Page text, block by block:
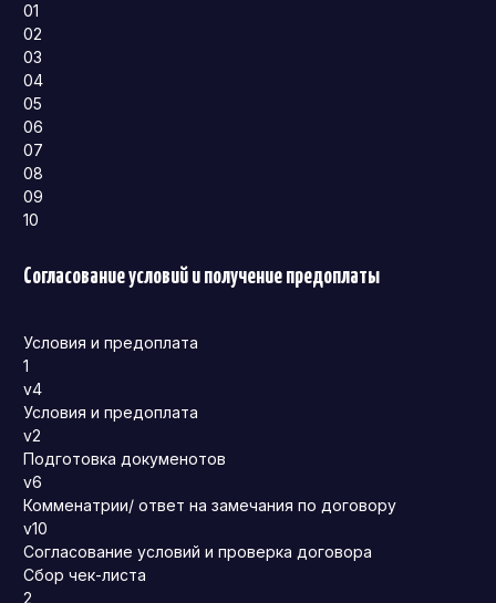
01
02
03
04
05
06
07
08
09
10
Согласование условий и получение предоплаты
Условия и предоплата
1
v4
Условия и предоплата
v2
Подготовка докуменотов
v6
Комменатрии/ ответ на замечания по договору
v10
Согласование условий и проверка договора
Сбор чек-листа
2